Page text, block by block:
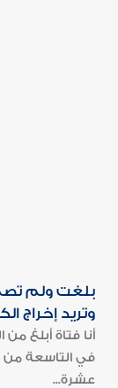
بلغت ولم
وتريد إخراج
أنا فتاة أبلغ
في التاسعة من
عشرة...